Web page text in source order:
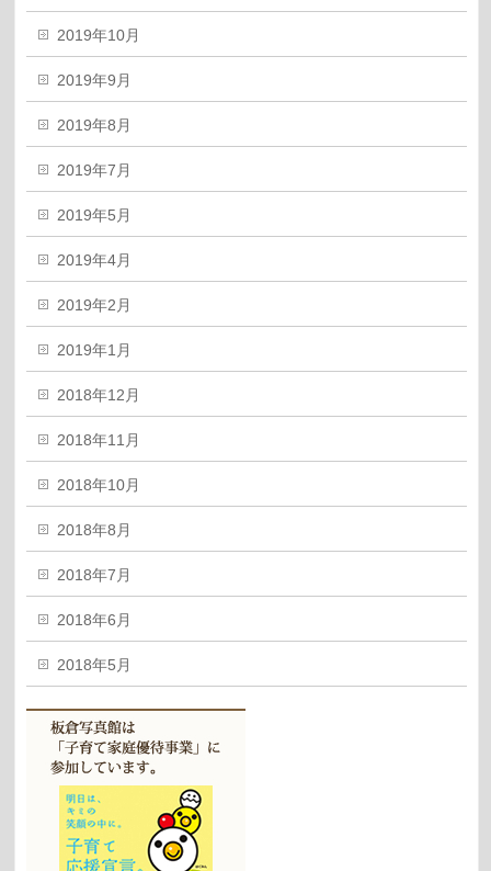
2019年10月
2019年9月
2019年8月
2019年7月
2019年5月
2019年4月
2019年2月
2019年1月
2018年12月
2018年11月
2018年10月
2018年8月
2018年7月
2018年6月
2018年5月